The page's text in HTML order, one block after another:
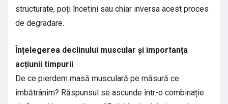
structurate, poți încetini sau chiar inversa acest proces
de degradare.
Înțelegerea declinului muscular și importanța
acțiunii timpurii
De ce pierdem masă musculară pe măsură ce
îmbătrânim? Răspunsul se ascunde într-o combinație